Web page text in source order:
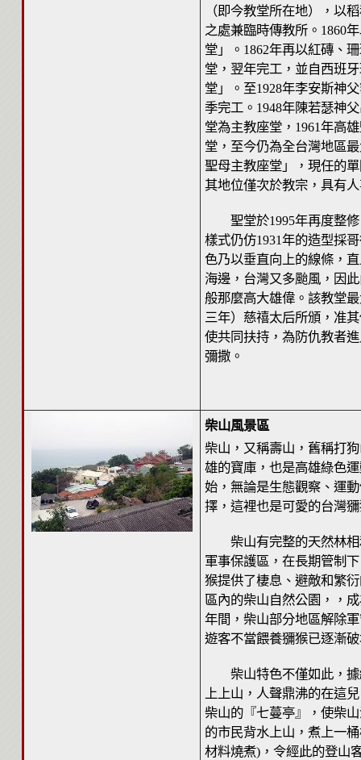
（即今教堂所在地），以
之處兼臨時傳教所。1860
堂」。1862年再以紅磚、
堂，翌年完工，並自西班
堂」。至1928年李安斯神
季完工。1948年陳若瑟神
堂為主教座堂，1961年高
堂，至今仍為全台灣地區
聖母主教座堂」，現任的
其地位僅次於教宗，具有
聖堂於1995年再度整修
樣式仍仿1931年的造型採
色乃以垂直向上的線條，
海邊，台灣又多颱風，因
般那麼高大雄偉。該教堂
三年）慈禧太后所頒，准
使共同扶持，為防仇教者
彌撒。
柴山風景區
柴山，又稱壽山，舊稱打
雄的寶庫，也是高雄綠色
始，無論是生態觀察、運
擇，這裡也是可愛的台灣
柴山有完整的天然林相
軍事保護區，在長期管制
猴提供了棲息、避敵和繁
區內的柴山自然公園，，
年間，柴山部分地區解除
遊客不當餵養獼猴已逐漸
柴山特色不僅如此，據
上上山，人聲鼎沸的在這
柴山的『七蔓亭』，使柴
的市民背水上山，煮上一
材料燒煮)，令經此的登山